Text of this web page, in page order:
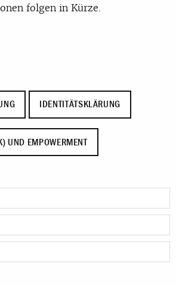
folgen in Kürze.
IDENTITÄTSKLÄRUNG
UND EMPOWERMENT